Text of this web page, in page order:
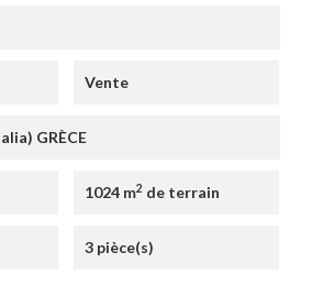
Vente
GRÈCE
1024 m2 de terrain
3 pièce(s)